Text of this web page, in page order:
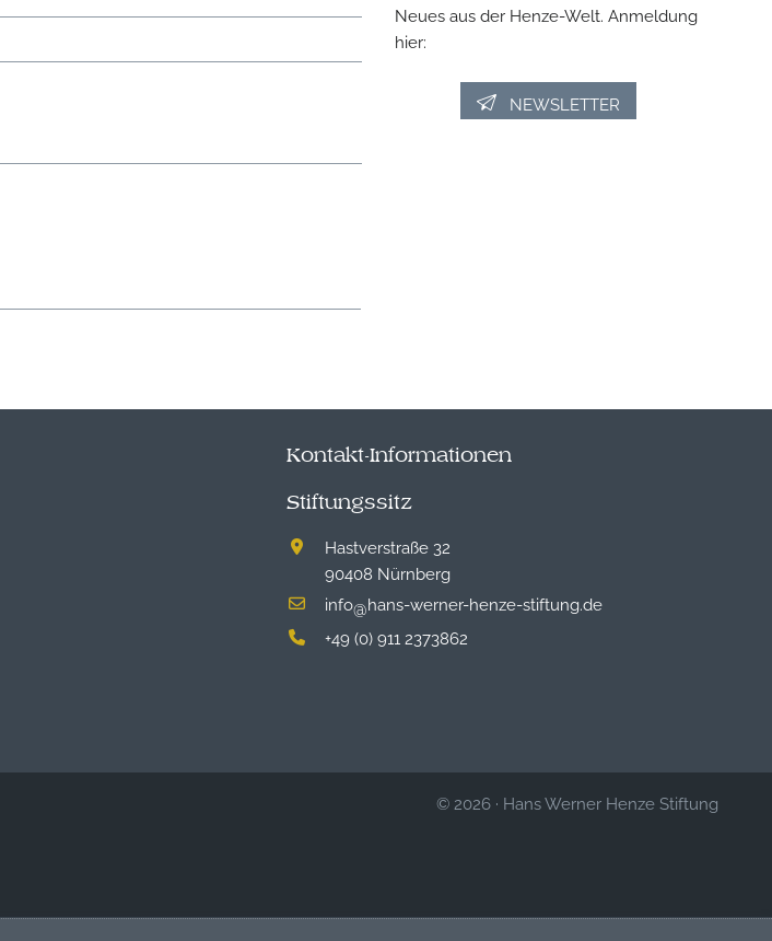
Neues aus der Henze-Welt. Anmeldung
hier:
NEWSLETTER
Kontakt-Informationen
Stiftungssitz
Hastverstraße 32
90408 Nürnberg
info@hans-werner-henze-stiftung.de
+49 (0) 911 2373862
© 2026 · Hans Werner Henze Stiftung